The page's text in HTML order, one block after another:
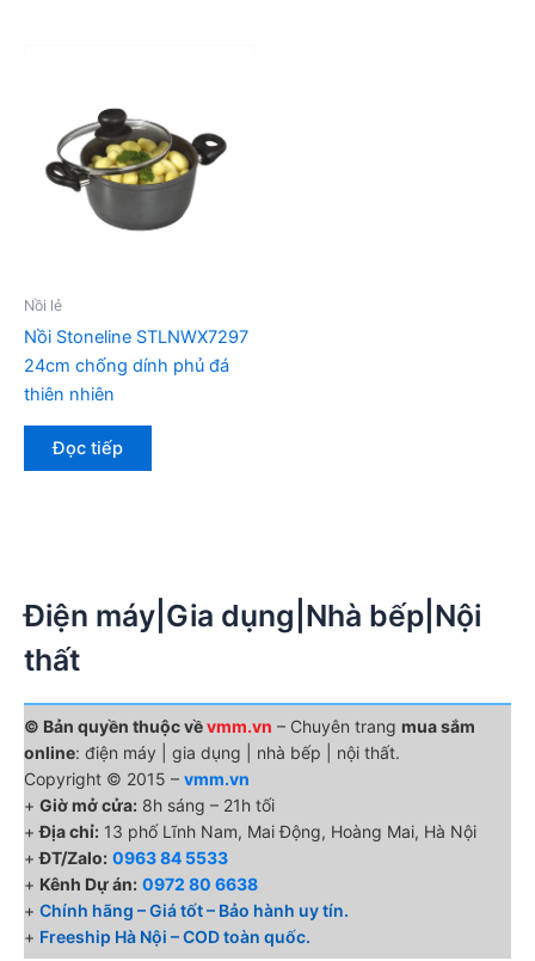
Nồi lẻ
Nồi Stoneline STLNWX7297
24cm chống dính phủ đá
thiên nhiên
Đọc tiếp
Điện máy|Gia dụng|Nhà bếp|Nội
thất
© Bản quyền thuộc vềvmm.vn – Chuyên trang mua sắm
online: điện máy | gia dụng | nhà bếp | nội thất.
Copyright © 2015 – vmm.vn
+ Giờ mở cửa: 8h sáng – 21h tối
+Địa chỉ: 13 phố Lĩnh Nam, Mai Động, Hoàng Mai, Hà Nội
+ĐT/Zalo: 0963 84 5533
+ Kênh Dự án: 0972 80 6638
+ Chính hãng – Giá tốt – Bảo hành uy tín.
+ Freeship Hà Nội – COD toàn quốc.